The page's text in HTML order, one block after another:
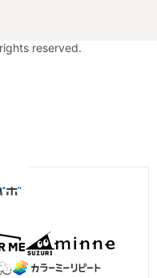
reserved.